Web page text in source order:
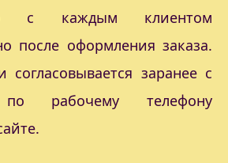
с каждым клиентом
после оформления заказа.
согласовывается заранее с
рабочему телефону